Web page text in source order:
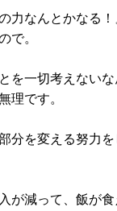
力なんとかなる
で。
を一切考えない
理です。
分を変える努力を
が減って、飯が